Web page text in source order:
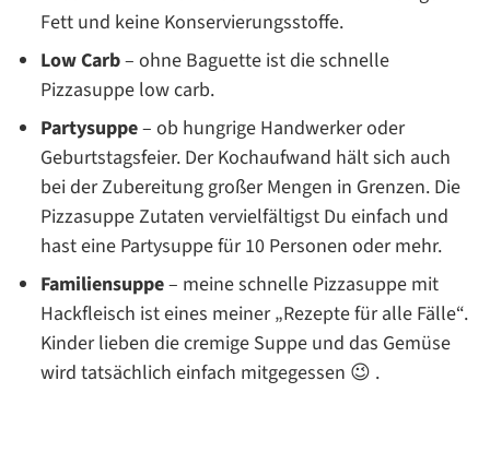
Fett und keine Konservierungsstoffe.
Low Carb– ohne Baguette ist die schnelle
Pizzasuppe low carb.
Partysuppe– ob hungrige Handwerker oder
Geburtstagsfeier. Der Kochaufwand hält sich auch
bei der Zubereitung großer Mengen in Grenzen. Die
Pizzasuppe Zutaten vervielfältigst Du einfach und
hast eine Partysuppe für 10 Personen oder mehr.
Familiensuppe– meine schnelle Pizzasuppe mit
Hackfleisch ist eines meiner „Rezepte für alle Fälle“.
Kinder lieben die cremige Suppe und das Gemüse
wird tatsächlich einfach mitgegessen 😉 .